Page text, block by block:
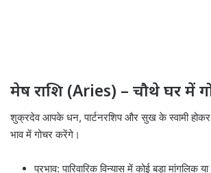
मेष राशि (Aries) – चौथे घर में
शुक्रदेव आपके धन, पार्टनरशिप और सुख के स्वामी
भाव में गोचर करेंगे।
प्रभाव: पारिवारिक विन्यास में कोई बड़ा